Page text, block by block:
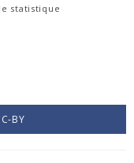
statistique
BY